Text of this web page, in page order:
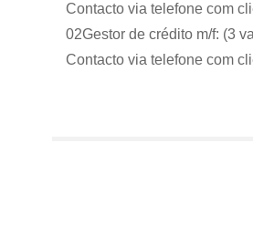
Contacto via telefone com
02Gestor de crédito m/f: (3
Contacto via telefone com